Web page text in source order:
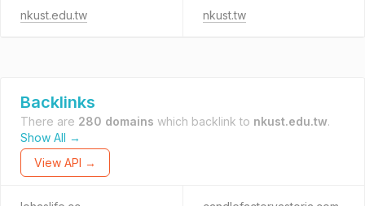
nkust.edu.tw nkust.tw
Backlinks
There are 280 domains which backlink to nkust.edu.tw.
Show All →
View API →